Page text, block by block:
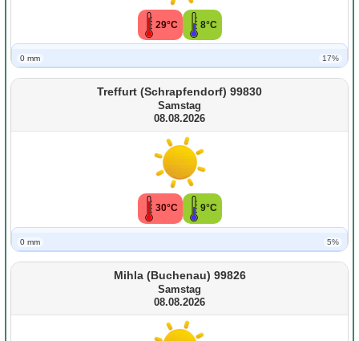
29°C 8°C
0 mm 17%
Treffurt (Schrapfendorf) 99830
Samstag
08.08.2026
30°C 9°C
0 mm 5%
Mihla (Buchenau) 99826
Samstag
08.08.2026